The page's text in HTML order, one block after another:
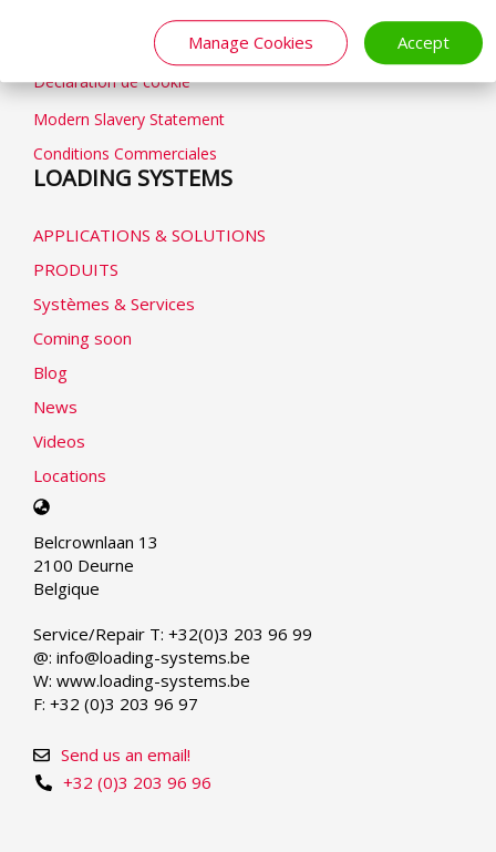
Manage Cookies Accept
Politique de confidentialité
Déclaration de cookie
Modern Slavery Statement
Conditions Commerciales
LOADING SYSTEMS
APPLICATIONS & SOLUTIONS
PRODUITS
Systèmes & Services
Coming soon
Blog
News
Videos
Locations
Select
language
Belcrownlaan 13
2100 Deurne
Belgique
Service/Repair T: +32(0)3 203 96 99
@: info@loading-systems.be
W: www.loading-systems.be
F: +32 (0)3 203 96 97
+32 (0)3 203 96 96
Send us an email!